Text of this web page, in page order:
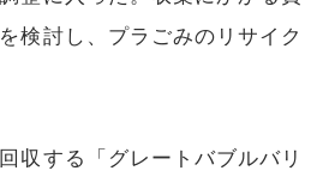
検討し、プラごみのリサイク
収する「グレートバブルバリ